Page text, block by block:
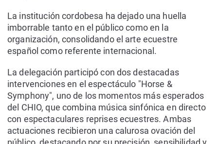
La institución cordobesa ha dejado una huella
imborrable tanto en el público como en la
organización, consolidando el arte ecuestre
español como referente internacional.
La delegación participó con dos destacadas
intervenciones en el espectáculo "Horse &
Symphony", uno de los momentos más esperados
del CHIO, que combina música sinfónica en directo
con espectaculares reprises ecuestres. Ambas
actuaciones recibieron una calurosa ovación del